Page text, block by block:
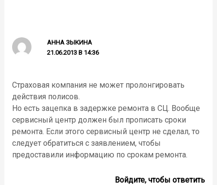
АННА ЗЫКИНА
21.06.2013 В 14:36
Страховая компания не может пролонгировать
действия полисов.
Но есть зацепка в задержке ремонта в СЦ. Вообще
сервисный центр должен был прописать сроки
ремонта. Если этого сервисный центр не сделал, то
следует обратиться с заявлением, чтобы
предоставили информацию по срокам ремонта.
Войдите, чтобы ответить